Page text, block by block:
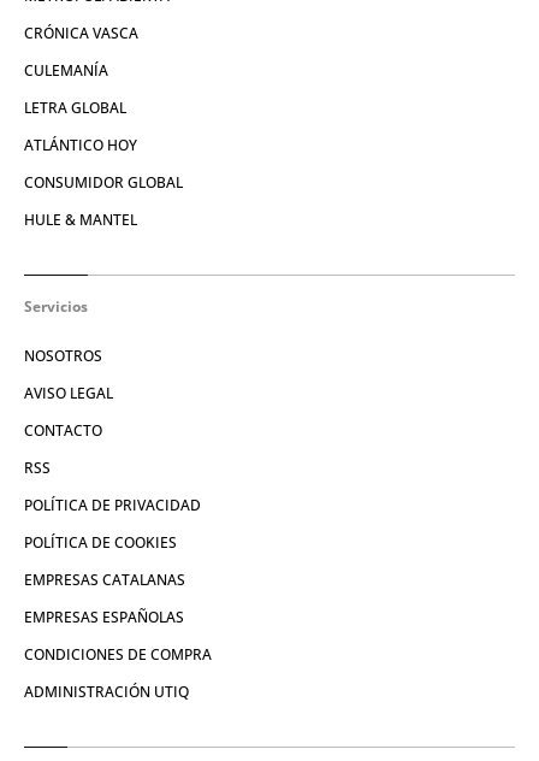
CRÓNICA VASCA
CULEMANÍA
LETRA GLOBAL
ATLÁNTICO HOY
CONSUMIDOR GLOBAL
HULE & MANTEL
Servicios
NOSOTROS
AVISO LEGAL
CONTACTO
RSS
POLÍTICA DE PRIVACIDAD
POLÍTICA DE COOKIES
EMPRESAS CATALANAS
EMPRESAS ESPAÑOLAS
CONDICIONES DE COMPRA
ADMINISTRACIÓN UTIQ